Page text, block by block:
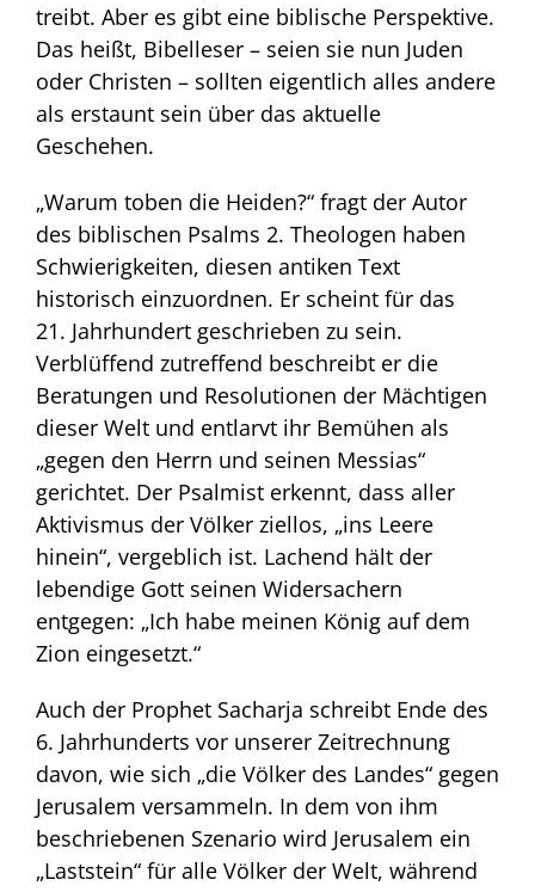
treibt. Aber es gibt eine biblische Perspektive.
Das heißt, Bibelleser – seien sie nun Juden
oder Christen – sollten eigentlich alles andere
als erstaunt sein über das aktuelle
Geschehen.
„Warum toben die Heiden?“ fragt der Autor
des biblischen Psalms 2. Theologen haben
Schwierigkeiten, diesen antiken Text
historisch einzuordnen. Er scheint für das
21. Jahrhundert geschrieben zu sein.
Verblüffend zutreffend beschreibt er die
Beratungen und Resolutionen der Mächtigen
dieser Welt und entlarvt ihr Bemühen als
„gegen den Herrn und seinen Messias“
gerichtet. Der Psalmist erkennt, dass aller
Aktivismus der Völker ziellos, „ins Leere
hinein“, vergeblich ist. Lachend hält der
lebendige Gott seinen Widersachern
entgegen: „Ich habe meinen König auf dem
Zion eingesetzt.“
Auch der Prophet Sacharja schreibt Ende des
6. Jahrhunderts vor unserer Zeitrechnung
davon, wie sich „die Völker des Landes“ gegen
Jerusalem versammeln. In dem von ihm
beschriebenen Szenario wird Jerusalem ein
„Laststein“ für alle Völker der Welt, während